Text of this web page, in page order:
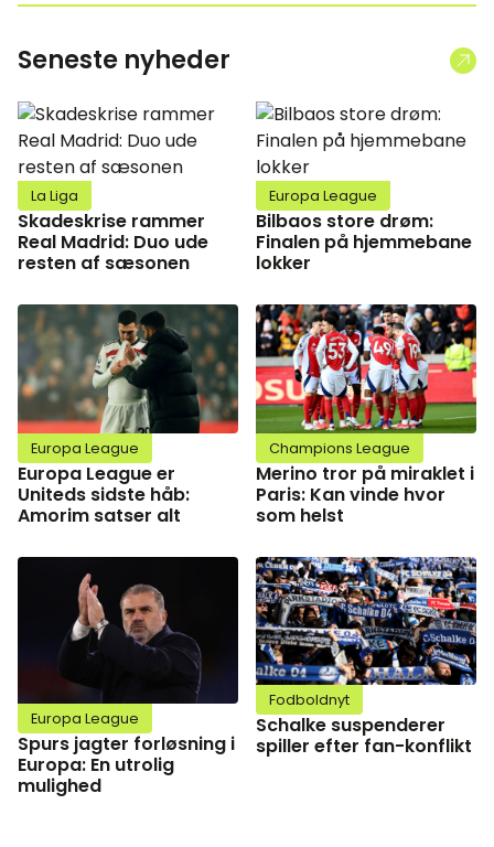
Seneste nyheder
La Liga
Skadeskrise rammer
Real Madrid: Duo ude
resten af sæsonen
Europa League
Bilbaos store drøm:
Finalen på hjemmebane
lokker
Europa League
Europa League er
Uniteds sidste håb:
Amorim satser alt
Champions League
Merino tror på miraklet i
Paris: Kan vinde hvor
som helst
Europa League
Spurs jagter forløsning i
Europa: En utrolig
mulighed
Fodboldnyt
Schalke suspenderer
spiller efter fan-konflikt